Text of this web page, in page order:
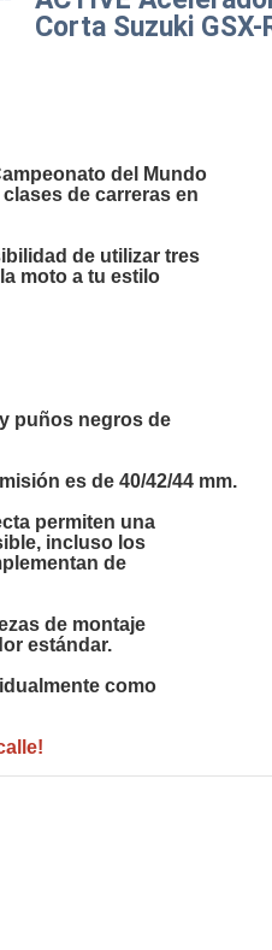
Corta Suzuki
del Mundo
de carreras en
de utilizar tres
moto a tu estilo
puños negros de
es de 40/42/44 mm.
permiten una
incluso los
de
de montaje
estándar.
como